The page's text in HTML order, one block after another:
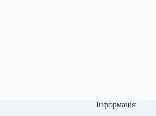
Інформація